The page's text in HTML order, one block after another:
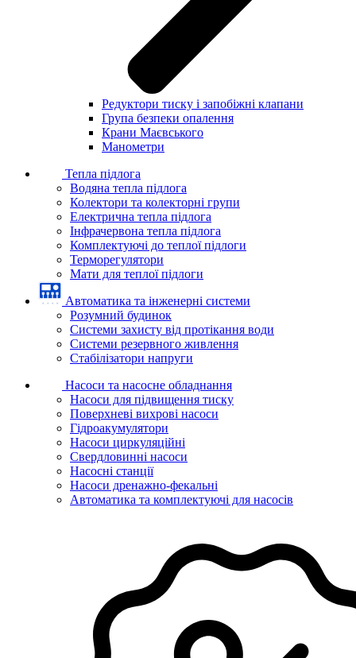
Редуктори тиску і запобіжні клапани
Група безпеки опалення
Крани Маєвського
Манометри
Тепла підлога
Водяна тепла підлога
Колектори та колекторні групи
Електрична тепла підлога
Інфрачервона тепла підлога
Комплектуючі до теплої підлоги
Терморегулятори
Мати для теплої підлоги
Автоматика та інженерні системи
Розумний будинок
Системи захисту від протікання води
Системи резервного живлення
Стабілізатори напруги
Насоси та насосне обладнання
Насоси для підвищення тиску
Поверхневі вихрові насоси
Гідроакумулятори
Насоси циркуляційні
Свердловинні насоси
Насосні станції
Насоси дренажно-фекальні
Автоматика та комплектуючі для насосів